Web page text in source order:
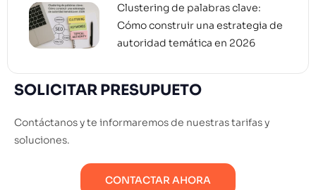
Clustering de palabras clave:
Cómo construir una estrategia de
autoridad temática en 2026
SOLICITAR PRESUPUETO
Contáctanos y te informaremos de nuestras tarifas y
soluciones.
CONTACTAR AHORA